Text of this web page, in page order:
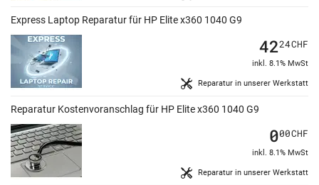
Express Laptop Reparatur für HP Elite x360 1040 G9
Reparatur in unserer Werkstatt
4224CHF
inkl. 8.1% MwSt
Reparatur Kostenvoranschlag für HP Elite x360 1040 G9
Reparatur in unserer Werkstatt
000CHF
inkl. 8.1% MwSt